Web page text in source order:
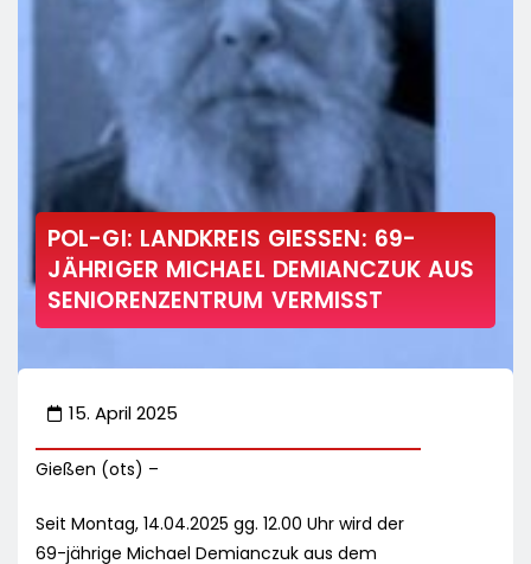
POL-GI: LANDKREIS GIESSEN: 69- J
ÄHRIGER MICHAEL DEMIANCZUK AUS S
ENIORENZENTRUM VERMISST
15. April 2025
Gießen (ots) –
Seit Montag, 14.04.2025 gg. 12.00 Uhr wird der
69-jährige Michael Demianczuk aus dem